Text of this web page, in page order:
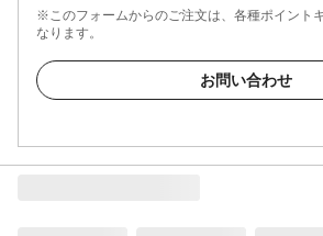
※このフォームからのご注文は、各種ポイント
なります。
お問い合わせ